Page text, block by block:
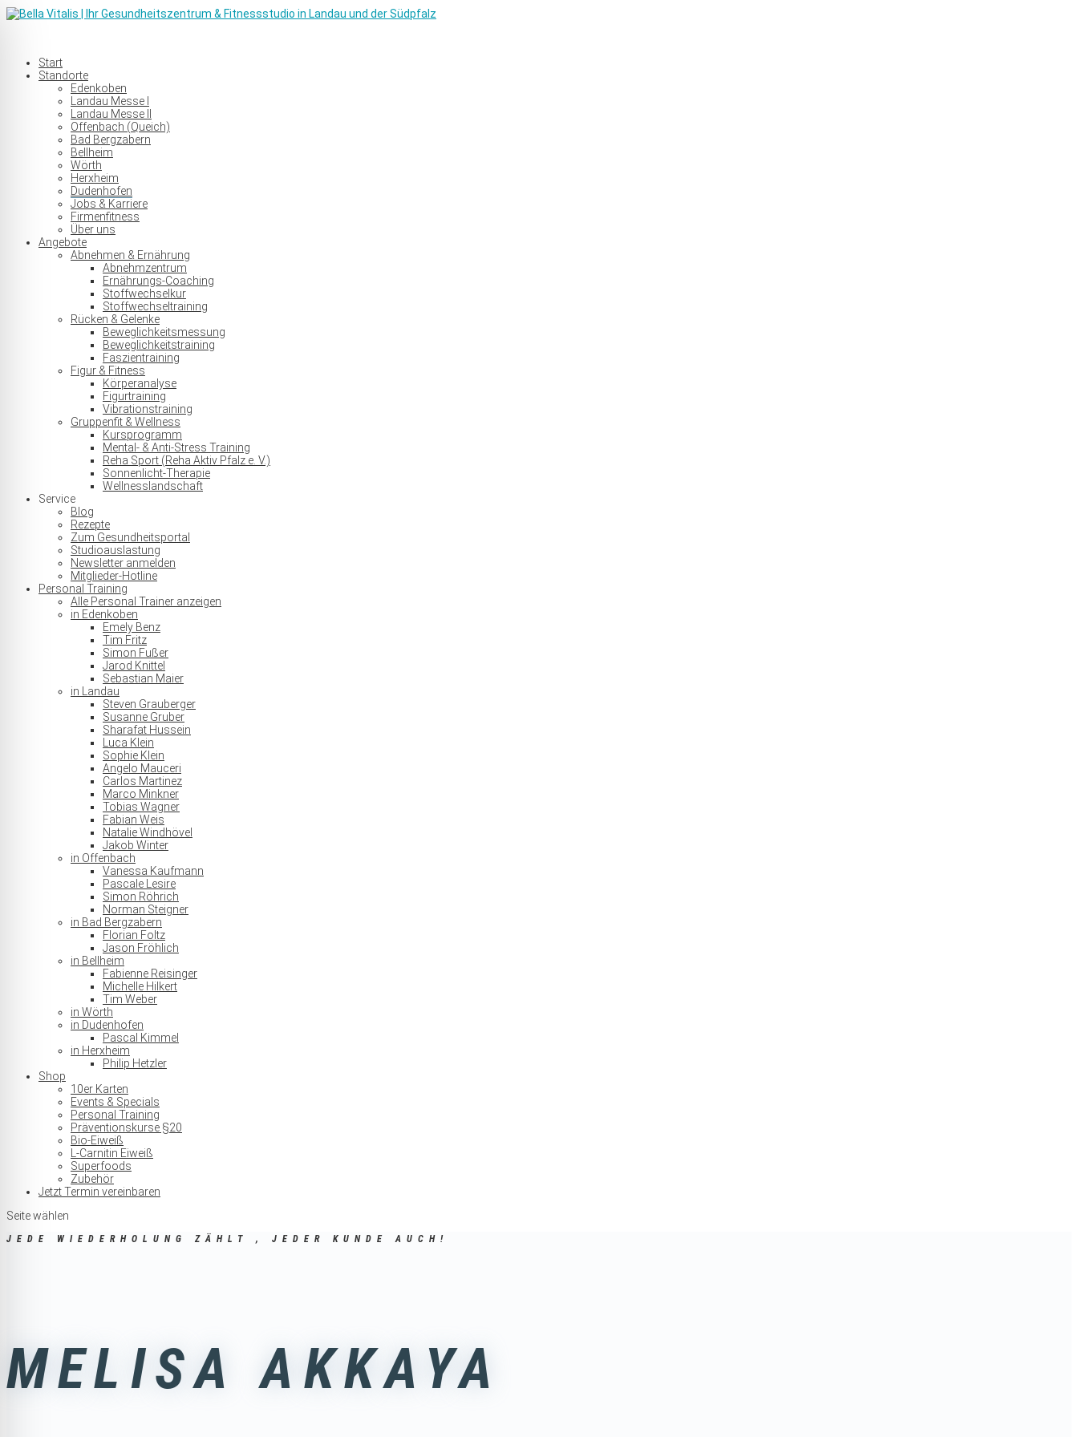
Start
Standorte
Edenkoben
Landau Messe I
Landau Messe II
Offenbach (Queich)
Bad Bergzabern
Bellheim
Wörth
Herxheim
Dudenhofen
Jobs & Karriere
Firmenfitness
Über uns
Angebote
Abnehmen & Ernährung
Abnehmzentrum
Ernährungs-Coaching
Stoffwechselkur
Stoffwechseltraining
Rücken & Gelenke
Beweglichkeitsmessung
Beweglichkeitstraining
Faszientraining
Figur & Fitness
Körperanalyse
Figurtraining
Vibrationstraining
Gruppenfit & Wellness
Kursprogramm
Mental- & Anti-Stress Training
Reha Sport (Reha Aktiv Pfalz e. V.)
Sonnenlicht-Therapie
Wellnesslandschaft
Service
Blog
Rezepte
Zum Gesundheitsportal
Studioauslastung
Newsletter anmelden
Mitglieder-Hotline
Personal Training
Alle Personal Trainer anzeigen
in Edenkoben
Emely Benz
Tim Fritz
Simon Fußer
Jarod Knittel
Sebastian Maier
in Landau
Steven Grauberger
Susanne Gruber
Sharafat Hussein
Luca Klein
Sophie Klein
Angelo Mauceri
Carlos Martinez
Marco Minkner
Tobias Wagner
Fabian Weis
Natalie Windhövel
Jakob Winter
in Offenbach
Vanessa Kaufmann
Pascale Lesire
Simon Röhrich
Norman Steigner
in Bad Bergzabern
Florian Foltz
Jason Fröhlich
in Bellheim
Fabienne Reisinger
Michelle Hilkert
Tim Weber
in Wörth
in Dudenhofen
Pascal Kimmel
in Herxheim
Philip Hetzler
Shop
10er Karten
Events & Specials
Personal Training
Präventionskurse §20
Bio-Eiweiß
L-Carnitin Eiweiß
Superfoods
Zubehör
Jetzt Termin vereinbaren
Seite wählen
JEDE WIEDERHOLUNG ZÄHLT , JEDER KUNDE AUCH!
MELISA AKKAYA